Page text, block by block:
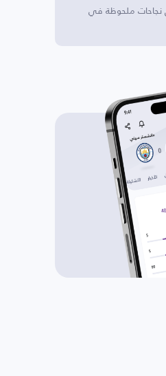
نجاحات ملحوظة في